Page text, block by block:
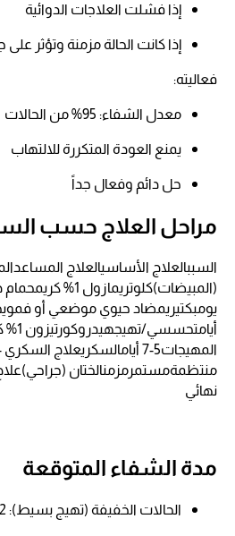
إذا فشلت العلاجات الدوائية​
إذا كانت الحالة مزمنة وتؤثر على
فعاليته:
معدل الشفاء: 95% من الحالات​
يمنع العودة المتكررة للالتهاب​
حل دائم وفعال جداً
مراحل العلاج حسب
السببالعلاج الأساسيالعلاج
المهيجات5-7 أيامالسكريعلاج
منتظمةمستمرمزمنالختان
نهائي
مدة الشفاء المتوقعة
الحالات الخفيفة (تهيج بسيط): 2-3 أيام